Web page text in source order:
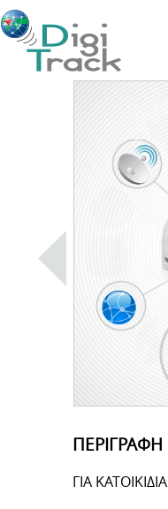
ΠΕΡΙΓΡΑΦΗ
ΓΙΑ ΚΑΤΟΙΚΙΔΙΑ